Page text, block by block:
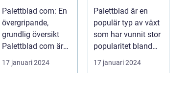
exotiska växter
Palettblad com: En
övergripande,
grundlig översikt
Palettblad com är
en onlinebutik och
samlingspla...
17 januari 2024
översikt
Palettblad är en
populär typ av växt
som har vunnit stor
popularitet bland
trädgårdsälskare.
Denna a...
17 januari 2024